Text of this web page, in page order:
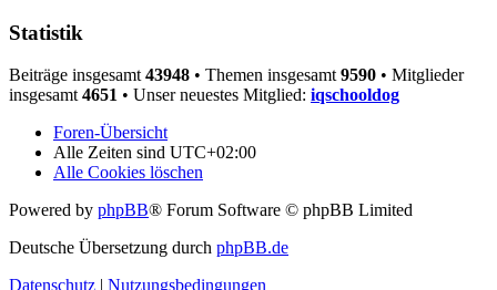
Statistik
Beiträge insgesamt 43948 • Themen insgesamt 9590 • Mitglieder
insgesamt 4651 • Unser neuestes Mitglied: iqschooldog
Foren-Übersicht
Alle Zeiten sind UTC+02:00
Alle Cookies löschen
Powered by phpBB® Forum Software © phpBB Limited
Deutsche Übersetzung durch phpBB.de
Datenschutz | Nutzungsbedingungen